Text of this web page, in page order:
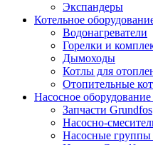
Экспандеры
Котельное
Водонагреватели
Горелки и
Дымоходы
Котлы для
Отопительные
Насосное
Запчасти Grundfos
Насосно-
Насосные группы